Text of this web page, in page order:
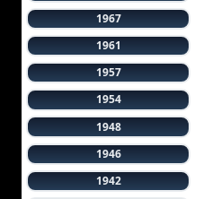
1967
1961
1957
1954
1948
1946
1942